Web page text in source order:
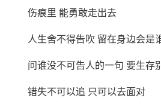
伤痕里 能勇敢走出去
人生舍不得告吹 留在身边会是
问谁没不可告人的一句 要生存
错失不可以追 只可以去面对